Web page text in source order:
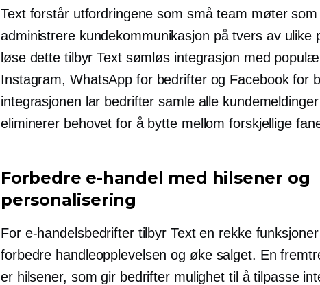
Text forstår utfordringene som små team møter
administrere kundekommunikasjon på tvers av ulike
løse dette tilbyr Text sømløs integrasjon med
Instagram, WhatsApp for bedrifter og Facebook for
integrasjonen lar bedrifter samle alle
eliminerer behovet for å bytte mellom forskjellige
Forbedre e-handel med hilsener og
personalisering
For e-handelsbedrifter tilbyr Text en rekke
forbedre handleopplevelsen og øke salget. En
er hilsener, som gir bedrifter mulighet til å tilpasse